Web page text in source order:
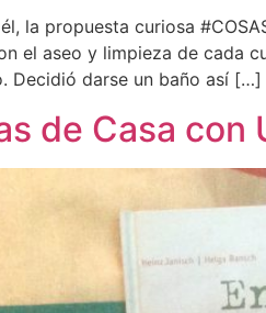
la propuesta curiosa
el aseo y limpieza de cada
Decidió darse un baño así […]
de Casa